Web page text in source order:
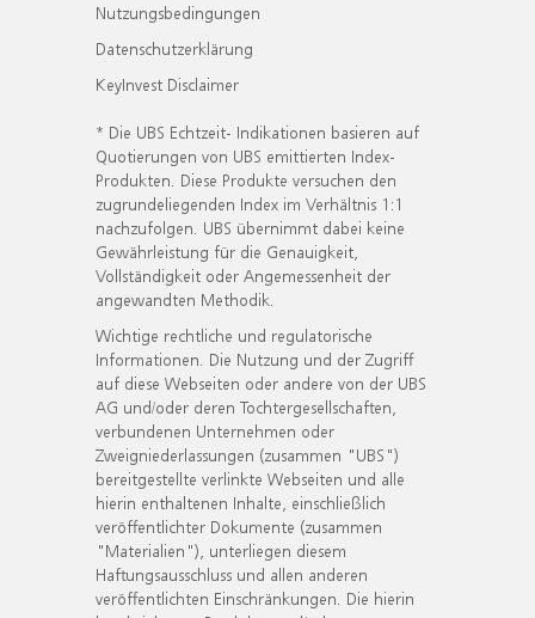
Nutzungsbedingungen
Datenschutzerklärung
KeyInvest Disclaimer
* Die UBS Echtzeit- Indikationen basieren auf
Quotierungen von UBS emittierten Index-
Produkten. Diese Produkte versuchen den
zugrundeliegenden Index im Verhältnis 1:1
nachzufolgen. UBS übernimmt dabei keine
Gewährleistung für die Genauigkeit,
Vollständigkeit oder Angemessenheit der
angewandten Methodik.
Wichtige rechtliche und regulatorische
Informationen. Die Nutzung und der Zugriff
auf diese Webseiten oder andere von der UBS
AG und/oder deren Tochtergesellschaften,
verbundenen Unternehmen oder
Zweigniederlassungen (zusammen "UBS")
bereitgestellte verlinkte Webseiten und alle
hierin enthaltenen Inhalte, einschließlich
veröffentlichter Dokumente (zusammen
"Materialien"), unterliegen diesem
Haftungsausschluss und allen anderen
veröffentlichten Einschränkungen. Die hierin